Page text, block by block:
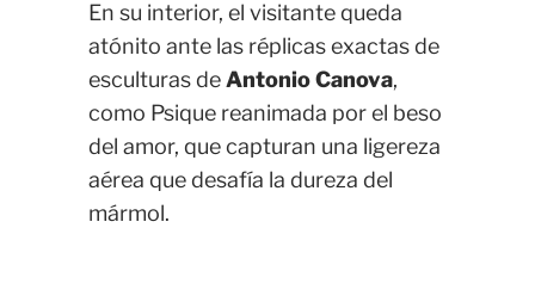
En su interior, el visitante queda
atónito ante las réplicas exactas de
esculturas deAntonio Canova,
como Psique reanimada por el beso
del amor, que capturan una ligereza
aérea que desafía la dureza del
mármol.